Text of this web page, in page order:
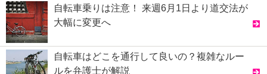
自転車乗りは注意！ 来週6月1日より道交法が
大幅に変更へ
自転車はどこを通行して良いの？複雑なルー
ルを弁護士が解説